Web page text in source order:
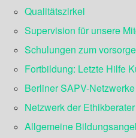
Qualitätszirkel
Supervision für unsere
Schulungen zum
Fortbildung: Letzte Hilfe
Berliner SAPV-Netzwerke
Netzwerk der
Allgemeine